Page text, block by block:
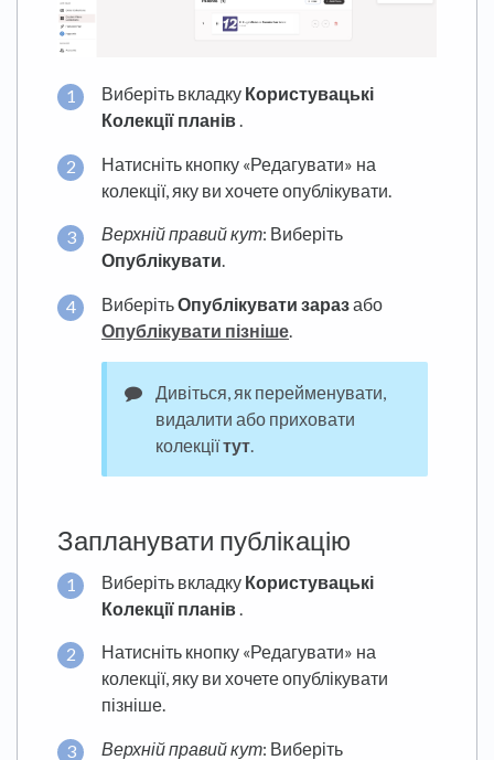
Виберіть вкладку Користувацькі
Колекції планів.
Натисніть кнопку «Редагувати» на
колекції, яку ви хочете опублікувати.
Верхній правий кут: Виберіть
Опублікувати.
ВиберітьОпублікувати заразабо
Опублікувати пізніше.
Дивіться, як перейменувати,
видалити або приховати
колекціїтут.
Запланувати публікацію
Виберіть вкладку Користувацькі
Колекції планів
Натисніть кнопку «Редагувати» на
колекції, яку ви хочете опублікувати
пізніше.
Верхній правий кут: Виберіть